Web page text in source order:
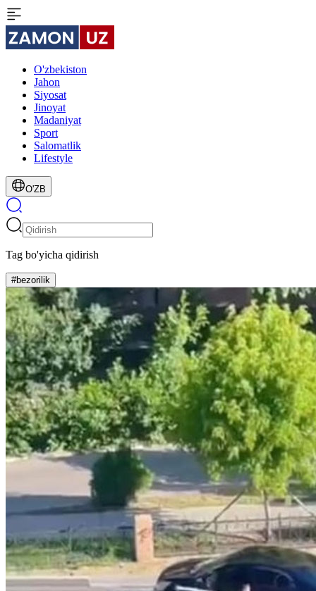
O'zbekiston
Jahon
Siyosat
Jinoyat
Madaniyat
Sport
Salomatlik
Lifestyle
O'ZB
Tag bo'yicha qidirish
#bezorilik